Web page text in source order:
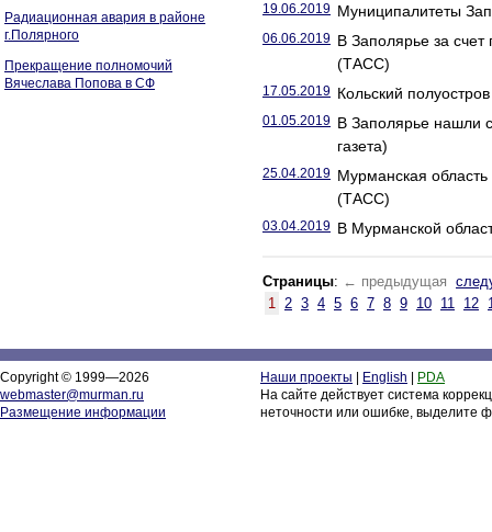
Радиационная авария в районе
г.Полярного
Прекращение полномочий
Вячеслава Попова в СФ
19.06.2019 Муниципалитеты
06.06.2019 В Заполярье за
(ТАСС)
17.05.2019 Кольский
01.05.2019 В Заполярье нашли
газета)
25.04.2019 Мурманская
(ТАСС)
03.04.2019 В Мурманской
Страницы: ← предыдущая
1 2 3 4 5 6 7 8 9 10 11 12
Copyright © 1999—2026
webmaster@murman.ru
Размещение информации
Наши проекты English
PDA
На сайте действует система
неточности или ошибке, выделите